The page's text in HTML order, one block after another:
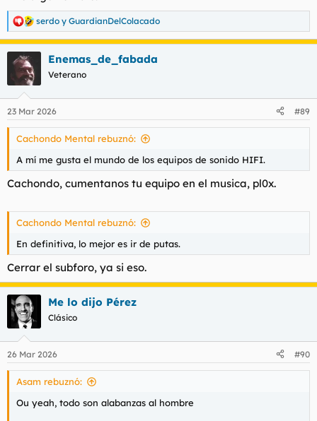
R
e
c
i
e
s
serdo y GuardianDelColacado
Enemas_de_fabada
Veterano
23 Mar 2026 #89
Cachondo Mental rebuznó:
A mí me gusta el mundo de los equipos de sonido HIFI.
Cachondo, cumentanos tu equipo en el musica, pl0x.
Cachondo Mental rebuznó:
En definitiva, lo mejor es ir de putas.
Cerrar el subforo, ya si eso.
Me lo dijo Pérez
Clásico
26 Mar 2026 #90
Asam rebuznó:
Ou yeah, todo son alabanzas al hombre